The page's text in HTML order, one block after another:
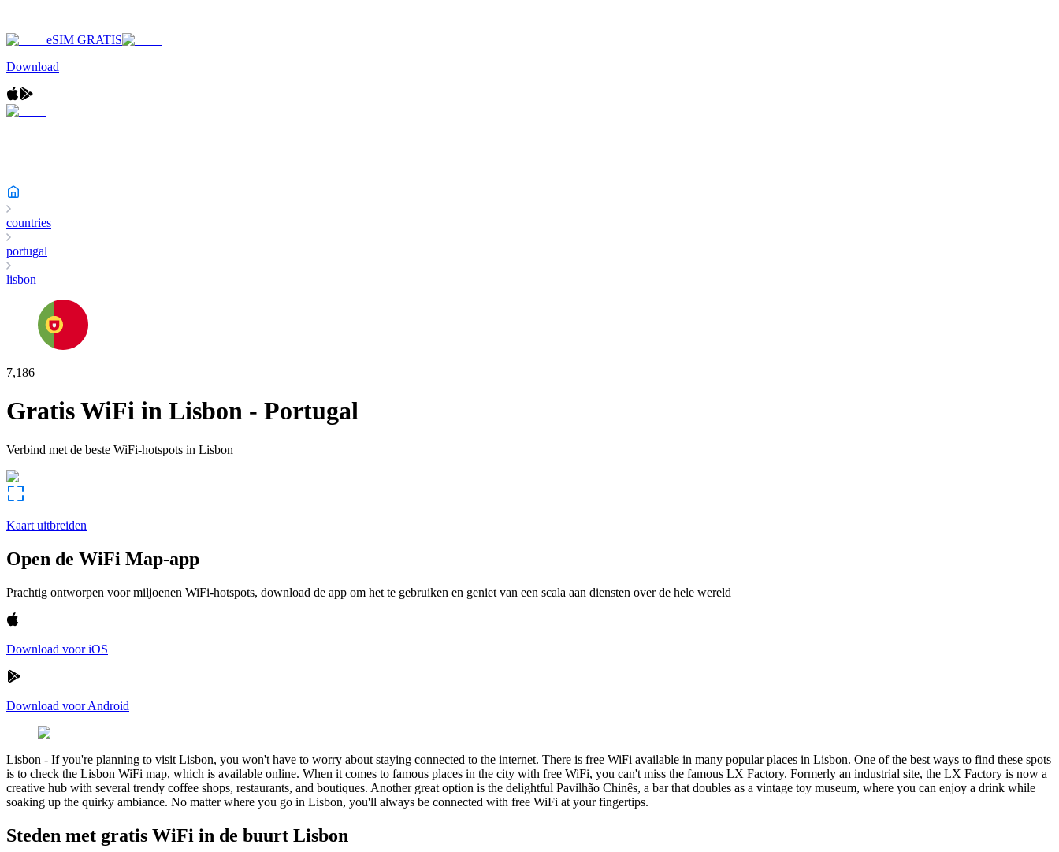
eSIM GRATIS
Download
countries
portugal
lisbon
7,186
Gratis WiFi in Lisbon - Portugal
Verbind met de beste WiFi-hotspots in Lisbon
Kaart uitbreiden
Open de WiFi Map-app
Prachtig ontworpen voor miljoenen WiFi-hotspots, download de app om het te gebruiken en geniet van een scala aan diensten over de hele wereld
Download voor iOS
Download voor Android
Lisbon - If you're planning to visit Lisbon, you won't have to worry about staying connected to the internet. There is free WiFi available in many popular places in Lisbon. One of the best ways to find these spots
is to check the Lisbon WiFi map, which is available online. When it comes to famous places in the city with free WiFi, you can't miss the famous LX Factory. Formerly an industrial site, the LX Factory is now a
creative hub with several trendy coffee shops, restaurants, and boutiques. Another great option is the delightful Pavilhão Chinês, a bar that doubles as a vintage toy museum, where you can enjoy a drink while
soaking up the quirky ambiance. No matter where you go in Lisbon, you'll always be connected with free WiFi at your fingertips.
Steden met gratis WiFi in de buurt Lisbon